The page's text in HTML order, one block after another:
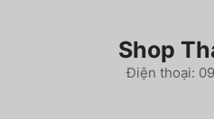
Shop
Điện thoại: